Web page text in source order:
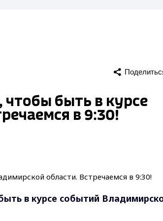
быть в курсе
в 9:30!
в курсе событий